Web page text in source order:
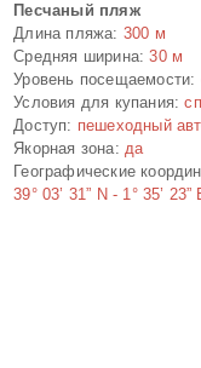
Песчаный пляж
Длина пляжа: 300 м
Средняя ширина:30 м
Уровень посещаемости:
Условия для купания:
Доступ: пешеходный
Якорная зона: да
Географические
39° 03’ 31” N - 1° 35’ 23”